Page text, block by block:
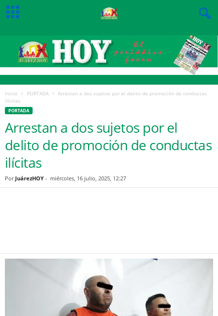
Inicio PORTADA
Arrestan a dos sujetos por el delito de promoción de conductas
ilícitas
PORTADA
Arrestan a dos sujetos por el
delito de promoción de conductas
ilícitas
Por JuárezHOY - miércoles, 16 julio, 2025, 12:27